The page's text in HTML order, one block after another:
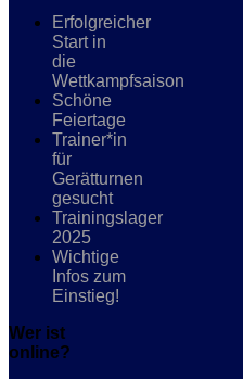
Erfolgreicher
Start in
die
Wettkampfsaison
Schöne
Feiertage
Trainer*in
für
Gerätturnen
gesucht
Trainingslager
2025
Wichtige
Infos zum
Einstieg!
Wer ist
online?